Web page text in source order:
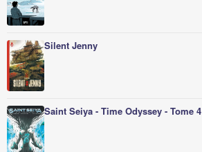
Silent Jenny
Saint Seiya - Time Odyssey - Tome 4